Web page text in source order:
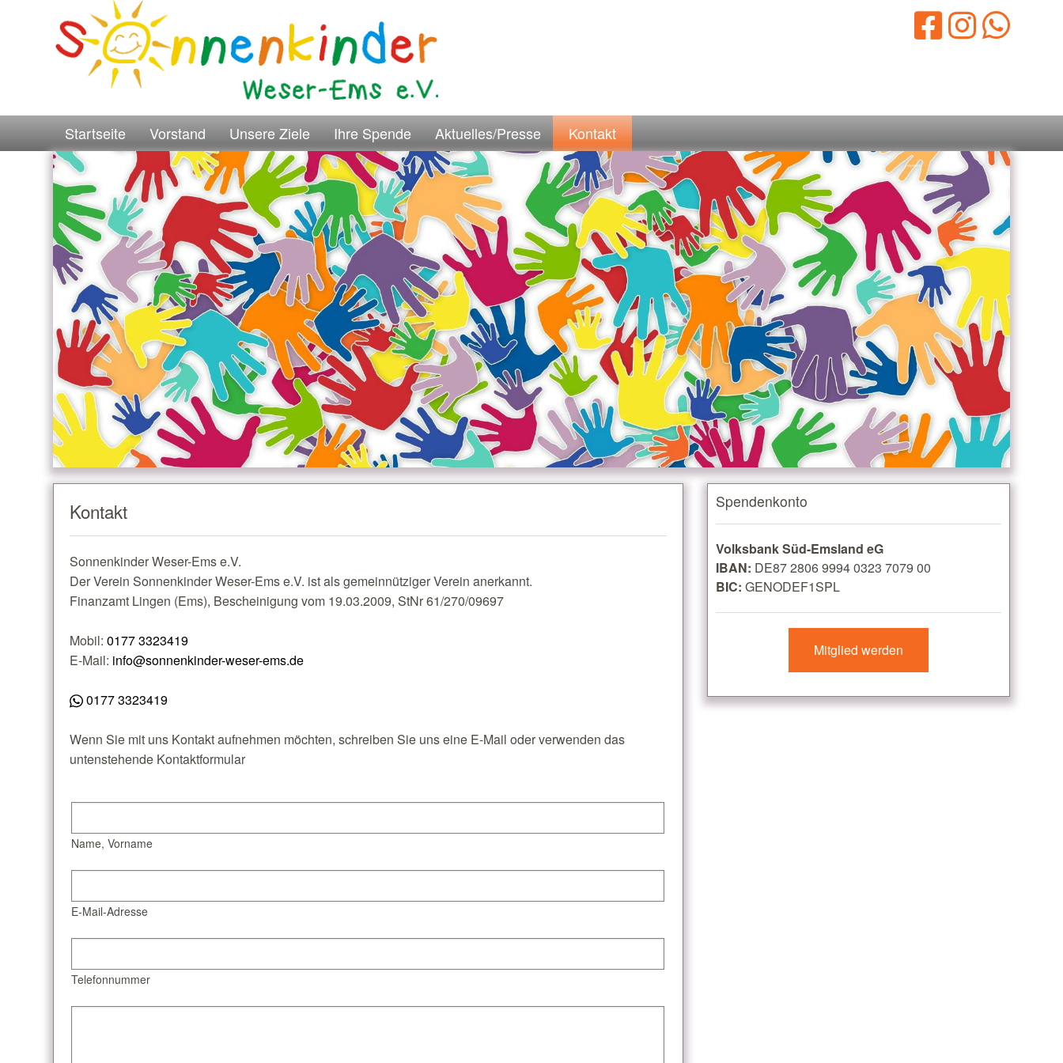
Startseite Vorstand Unsere Ziele Ihre Spende Aktuelles/Presse Kontakt
Kontakt
Sonnenkinder Weser-Ems e.V.
Der Verein Sonnenkinder Weser-Ems e.V. ist als gemeinnütziger Verein anerkannt.
Finanzamt Lingen (Ems), Bescheinigung vom 19.03.2009, StNr 61/270/09697
Mobil: 0177 3323419
E-Mail: info@sonnenkinder-weser-ems.de
0177 3323419
Wenn Sie mit uns Kontakt aufnehmen möchten, schreiben Sie uns eine E-Mail oder verwenden das
untenstehende Kontaktformular
Name, Vorname
E-Mail-Adresse
Telefonnummer
Spendenkonto
Volksbank Süd-Emsland eG
IBAN: DE87 2806 9994 0323 7079 00
BIC: GENODEF1SPL
Mitglied werden